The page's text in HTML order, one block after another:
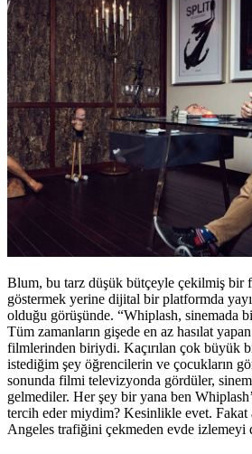
Blum, bu tarz düşük bütçeyle çekilmiş bir
göstermek yerine dijital bir platformda
olduğu görüşünde. “Whiplash, sinemada
Tüm zamanların gişede en az hasılat
filmlerinden biriydi. Kaçırılan çok büyük
istediğim şey öğrencilerin ve çocukların
sonunda filmi televizyonda gördüler,
gelmediler. Her şey bir yana ben
tercih eder miydim? Kesinlikle evet. Fakat
Angeles trafiğini çekmeden evde izlemeyi